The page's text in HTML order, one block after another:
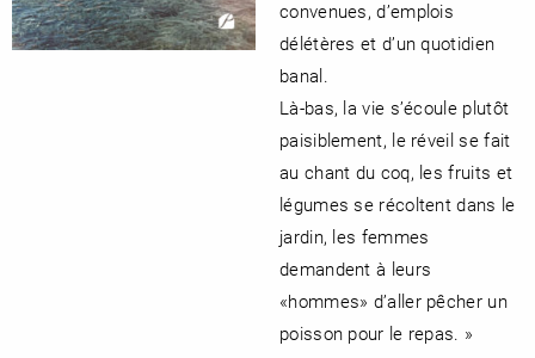
convenues, d’emplois
délétères et d’un quotidien
banal.
Là-bas, la vie s’écoule plutôt
paisiblement, le réveil se fait
au chant du coq, les fruits et
légumes se récoltent dans le
jardin, les femmes
demandent à leurs
«hommes» d’aller pêcher un
poisson pour le repas. »